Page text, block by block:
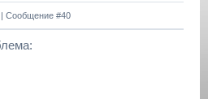
| Сообщение #40